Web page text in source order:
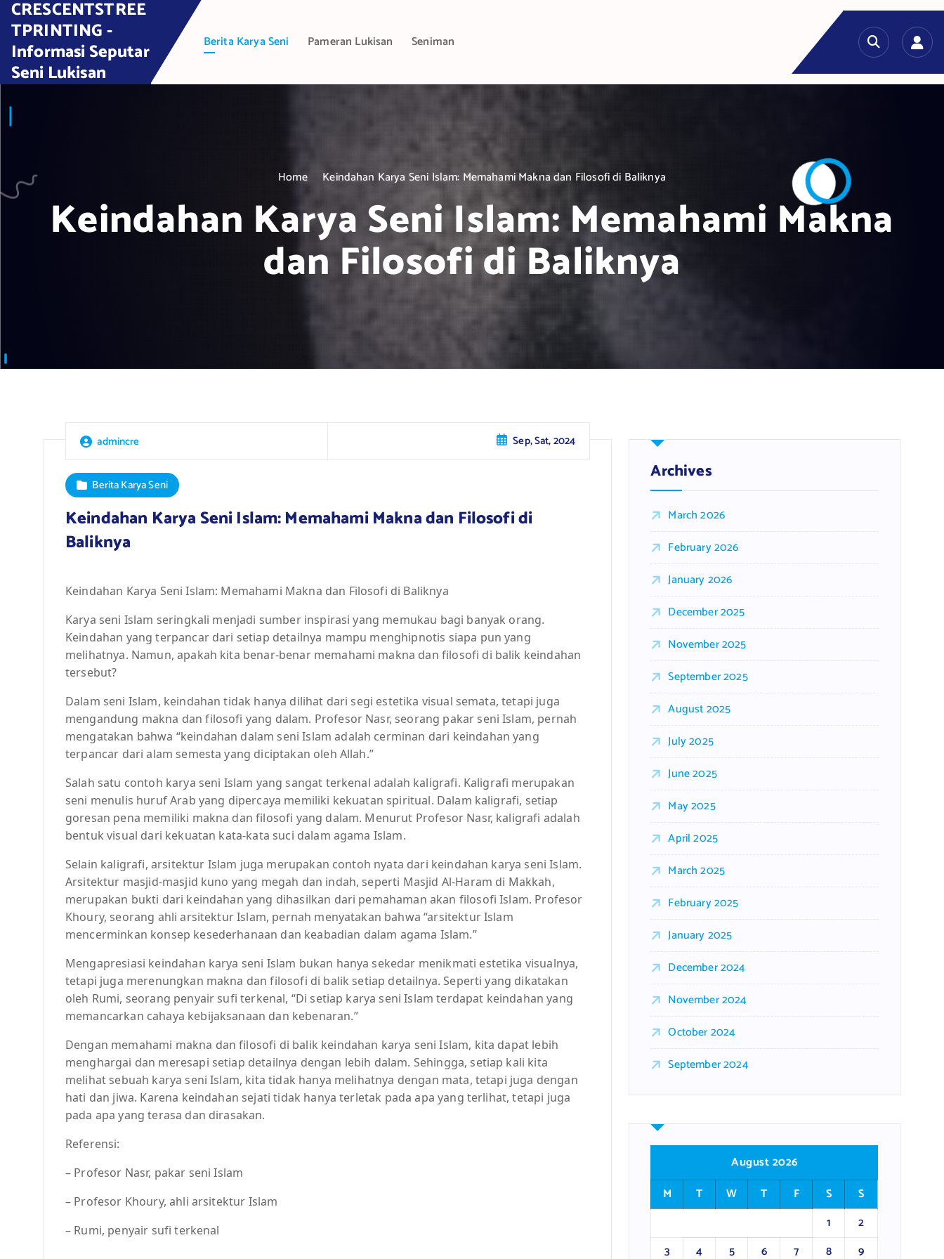
n
CRESCENTSTREE
TPRINTING -
Informasi Seputar
Seni Lukisan
Berita Karya Seni Pameran Lukisan Seniman
Home Keindahan Karya Seni Islam: Memahami Makna dan Filosofi di Baliknya
Keindahan Karya Seni Islam: Memahami Makna
dan Filosofi di Baliknya
admincre Sep, Sat, 2024
Berita Karya Seni
Keindahan Karya Seni Islam: Memahami Makna dan Filosofi di
Baliknya
Keindahan Karya Seni Islam: Memahami Makna dan Filosofi di Baliknya
Karya seni Islam seringkali menjadi sumber inspirasi yang memukau bagi banyak orang.
Keindahan yang terpancar dari setiap detailnya mampu menghipnotis siapa pun yang
melihatnya. Namun, apakah kita benar-benar memahami makna dan filosofi di balik keindahan
tersebut?
Dalam seni Islam, keindahan tidak hanya dilihat dari segi estetika visual semata, tetapi juga
mengandung makna dan filosofi yang dalam. Profesor Nasr, seorang pakar seni Islam, pernah
mengatakan bahwa “keindahan dalam seni Islam adalah cerminan dari keindahan yang
terpancar dari alam semesta yang diciptakan oleh Allah.”
Salah satu contoh karya seni Islam yang sangat terkenal adalah kaligrafi. Kaligrafi merupakan
seni menulis huruf Arab yang dipercaya memiliki kekuatan spiritual. Dalam kaligrafi, setiap
goresan pena memiliki makna dan filosofi yang dalam. Menurut Profesor Nasr, kaligrafi adalah
bentuk visual dari kekuatan kata-kata suci dalam agama Islam.
Selain kaligrafi, arsitektur Islam juga merupakan contoh nyata dari keindahan karya seni Islam.
Arsitektur masjid-masjid kuno yang megah dan indah, seperti Masjid Al-Haram di Makkah,
merupakan bukti dari keindahan yang dihasilkan dari pemahaman akan filosofi Islam. Profesor
Khoury, seorang ahli arsitektur Islam, pernah menyatakan bahwa “arsitektur Islam
mencerminkan konsep kesederhanaan dan keabadian dalam agama Islam.”
Mengapresiasi keindahan karya seni Islam bukan hanya sekedar menikmati estetika visualnya,
tetapi juga merenungkan makna dan filosofi di balik setiap detailnya. Seperti yang dikatakan
oleh Rumi, seorang penyair sufi terkenal, “Di setiap karya seni Islam terdapat keindahan yang
memancarkan cahaya kebijaksanaan dan kebenaran.”
Dengan memahami makna dan filosofi di balik keindahan karya seni Islam, kita dapat lebih
menghargai dan meresapi setiap detailnya dengan lebih dalam. Sehingga, setiap kali kita
melihat sebuah karya seni Islam, kita tidak hanya melihatnya dengan mata, tetapi juga dengan
hati dan jiwa. Karena keindahan sejati tidak hanya terletak pada apa yang terlihat, tetapi juga
pada apa yang terasa dan dirasakan.
Referensi:
– Profesor Nasr, pakar seni Islam
– Profesor Khoury, ahli arsitektur Islam
– Rumi, penyair sufi terkenal
Archives
March 2026
February 2026
January 2026
December 2025
November 2025
September 2025
August 2025
July 2025
June 2025
May 2025
April 2025
March 2025
February 2025
January 2025
December 2024
November 2024
October 2024
September 2024
August 2026
M
T W T F S
S
1
2
3
4 5 6 7 8
9